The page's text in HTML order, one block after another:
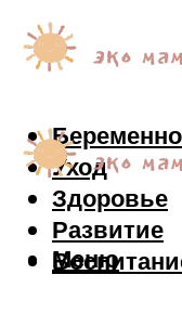
Уход
Здоровье
Развитие
Меню